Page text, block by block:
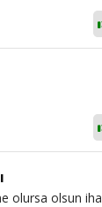
olursa olsun